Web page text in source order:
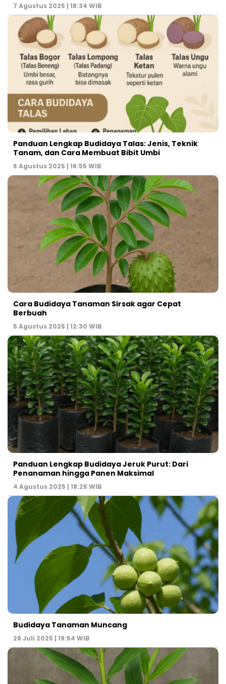
7 Agustus 2025 | 18:34 WIB
Panduan Lengkap Budidaya Talas: Jenis, Teknik
Tanam, dan Cara Membuat Bibit Umbi
6 Agustus 2025 | 16:55 WIB
Cara Budidaya Tanaman Sirsak agar Cepat
Berbuah
5 Agustus 2025 | 12:30 WIB
Panduan Lengkap Budidaya Jeruk Purut: Dari
Penanaman hingga Panen Maksimal
4 Agustus 2025 | 18:25 WIB
Budidaya Tanaman Muncang
28 Juli 2025 | 19:54 WIB